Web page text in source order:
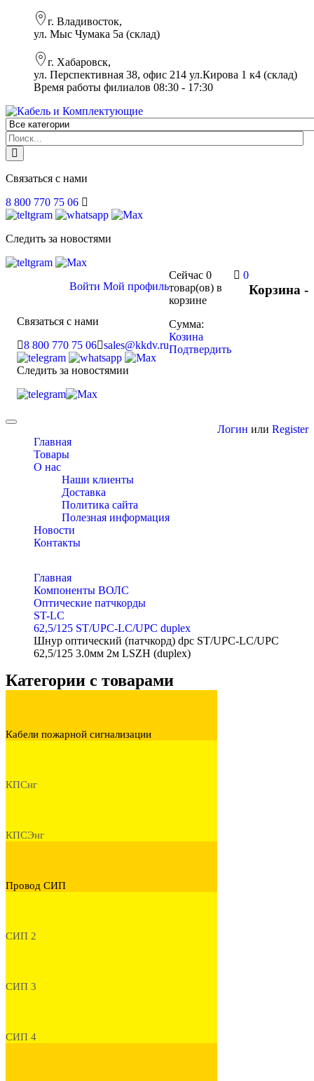
г. Владивосток,
ул. Мыс Чумака 5а (склад)
г. Хабаровск,
ул. Перспективная 38, офис 214 ул.Кирова 1 к4 (склад)
Время работы филиалов 08:30 - 17:30
Связаться с нами
8 800 770 75 06
Следить за новостями
Корзина -
0
Сейчас 0
товар(ов) в
корзине
Сумма:
Козина
Подтвердить
Войти Мой профиль
Связаться с нами
8 800 770 75 06 sales@kkdv.ru
Следить за новостямии
Toggle
navigationГлавная
Товары
О нас
Наши клиенты
Доставка
Политика сайта
Полезная информация
Новости
Контакты
Логин или Register
Главная
Компоненты ВОЛС
Оптические патчкорды
ST-LC
62,5/125 ST/UPC-LC/UPC duplex
Шнур оптический (патчкорд) dpc ST/UPC-LC/UPC
62,5/125 3.0мм 2м LSZH (duplex)
Категории с товарами
Кабели пожарной сигнализации
КПСнг
КПСЭнг
Провод СИП
СИП 2
СИП 3
СИП 4